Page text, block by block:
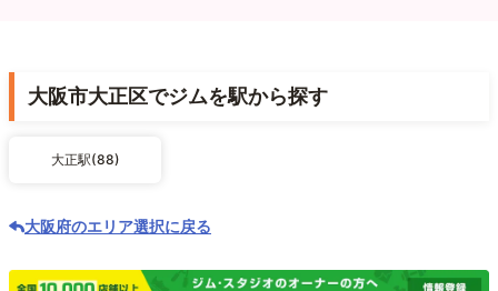
大阪市大正区でジムを駅から探す
大正駅(88)
大阪府のエリア選択に戻る